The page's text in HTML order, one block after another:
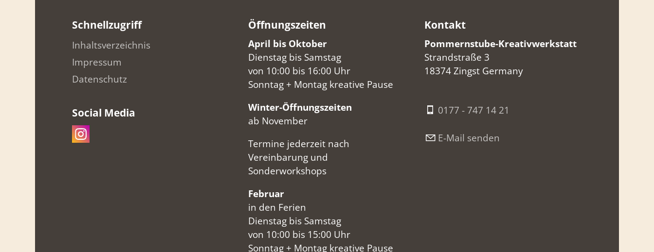
Schnellzugriff
Inhaltsverzeichnis
Impressum
Datenschutz
Social Media
Öffnungszeiten
April bis Oktober
Dienstag bis Samstag
von 10:00 bis 16:00 Uhr
Sonntag + Montag kreative Pause
Winter-Öffnungszeiten
ab November
Termine jederzeit nach
Vereinbarung und
Sonderworkshops
Februar
in den Ferien
Dienstag bis Samstag
von 10:00 bis 15:00 Uhr
Sonntag + Montag kreative Pause
Kontakt
Pommernstube-Kreativwerkstatt
Strandstraße 3
18374 Zingst Germany
0177 - 747 14 21
E-Mail senden